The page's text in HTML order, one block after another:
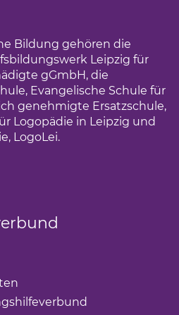
Bildung gehören die
Leipzig für
gGmbH, die
Evangelische Schule für
genehmigte Ersatzschule,
Logopädie in Leipzig und
LogoLei.